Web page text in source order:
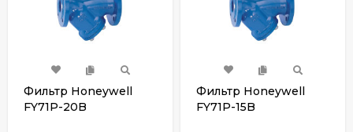
Фильтр Honeywell
FY71P-20B
Фильтр Honeywell
FY71P-15B